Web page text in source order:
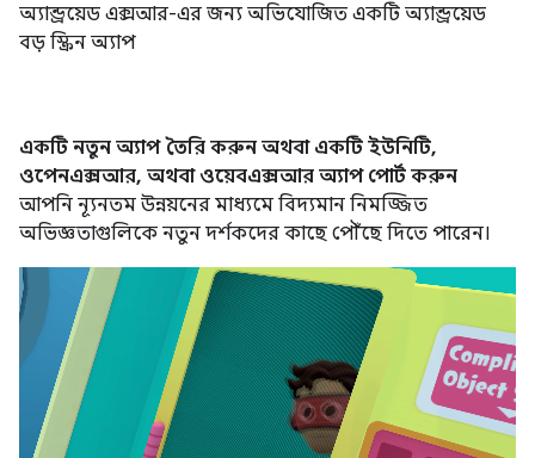
অ্যান্ড্রয়েড এক্সআর-এর জন্য অভিযোজিত একটি অ্যান্ড্রয়েড
বড় স্ক্রিন অ্যাপ
একটি নতুন অ্যাপ তৈরি করুন অথবা একটি ইউনিটি,
ওপেনএক্সআর, অথবা ওয়েবএক্সআর অ্যাপ পোর্ট করুন
আপনি ন্যূনতম উন্নয়নের মাধ্যমে বিদ্যমান নিমজ্জিত
অভিজ্ঞতাগুলিকে নতুন দর্শকদের কাছে পৌঁছে দিতে পারেন।